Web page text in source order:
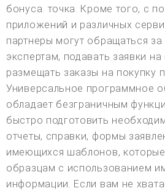
бонуса. точка. Кроме того, с
приложений и различных
партнеры могут обращаться
экспертам, подавать заявки
размещать заказы на покупку
Универсальное программное
обладает безграничным
быстро подготовить
отчеты, справки, формы
имеющихся шаблонов,
образцам с использованием
информации. Если вам не